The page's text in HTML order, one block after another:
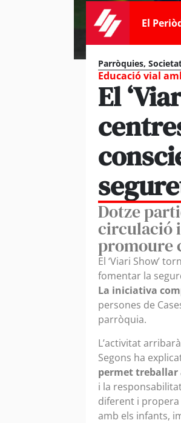
El
Parròquies,
Educació vial
El
Dotze
circulació
promoure
El ‘Viari Show’
fomentar la
La iniciativa
persones de
parròquia.
L’activitat
Segons ha
permet treballar
i la
diferent i
amb els infants,